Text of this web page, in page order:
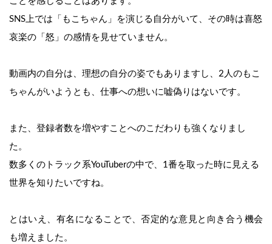
SNS上では「もこちゃん」を演じる自分がいて、その時は喜怒
哀楽の「怒」の感情を見せていません。
動画内の自分は、理想の自分の姿でもありますし、2人のもこ
ちゃんがいようとも、仕事への想いに嘘偽りはないです。
また、登録者数を増やすことへのこだわりも強くなりまし
た。
数多くのトラック系YouTuberの中で、1番を取った時に見える
世界を知りたいですね。
とはいえ、有名になることで、否定的な意見と向き合う機会
も増えました。